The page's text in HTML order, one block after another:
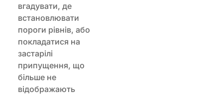
вгадувати, де
встановлювати
пороги рівнів, або
покладатися на
застарілі
припущення, що
більше не
відображають